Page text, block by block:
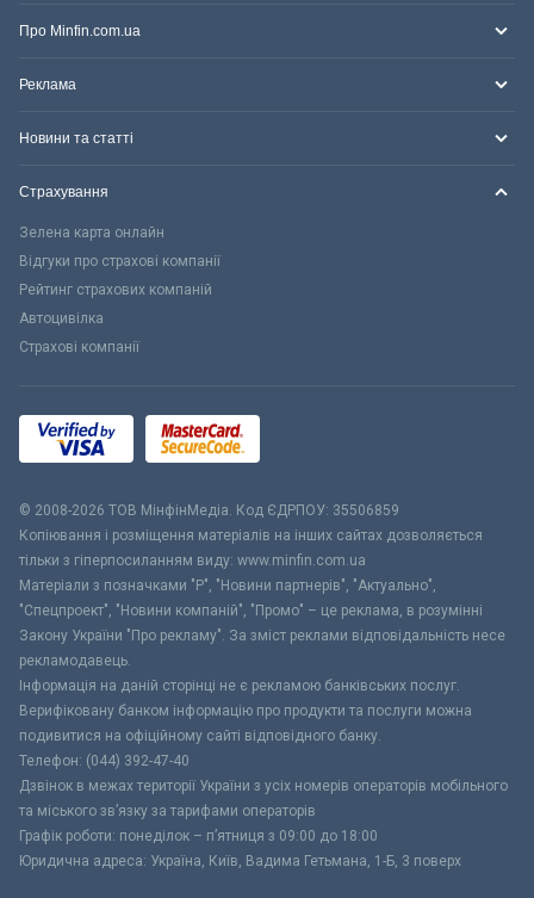
Про Minfin.com.ua
Реклама
Новини та статті
Страхування
Зелена карта онлайн
Відгуки про страхові компанії
Рейтинг страхових компаній
Автоцивілка
Страхові компанії
© 2008-2026 ТОВ МiнфiнМедiа. Код ЄДРПОУ: 35506859
Копіювання і розміщення матеріалів на інших сайтах дозволяється
тільки з гіперпосиланням виду: www.minfin.com.ua
Матеріали з позначками "Р", "Новини партнерів", "Актуально",
"Спецпроект", "Новини компаній", "Промо" – це реклама, в розумінні
Закону України "Про рекламу". За зміст реклами відповідальність несе
рекламодавець.
Інформація на даній сторінці не є рекламою банківських послуг.
Верифіковану банком інформацію про продукти та послуги можна
подивитися на офіційному сайті відповідного банку.
Телефон: (044) 392-47-40
Дзвінок в межах території України з усіх номерів операторів мобільного
та міського зв’язку за тарифами операторів
Графік роботи: понеділок – п’ятниця з 09:00 до 18:00
Юридична адреса: Україна, Київ, Вадима Гетьмана, 1-Б, 3 поверх